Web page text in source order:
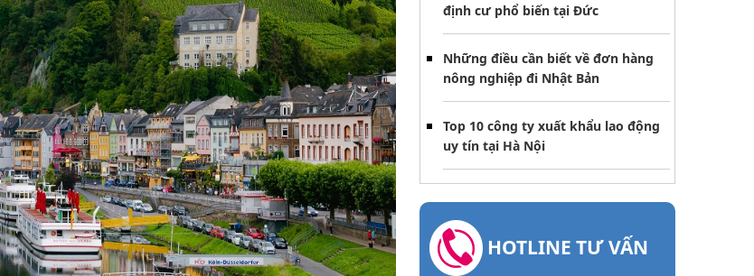
định cư phổ biến tại Đức
Những điều cần biết về đơn hàng
nông nghiệp đi Nhật Bản
Top 10 công ty xuất khẩu lao động
uy tín tại Hà Nội
HOTLINE TƯ VẤN